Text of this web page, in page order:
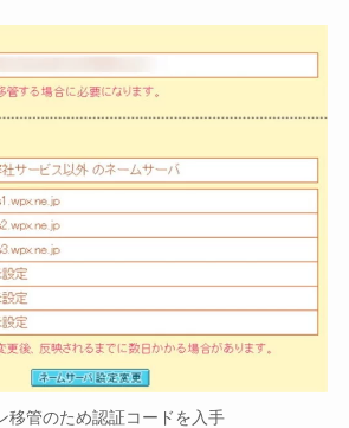
移管のため認証コードを入手